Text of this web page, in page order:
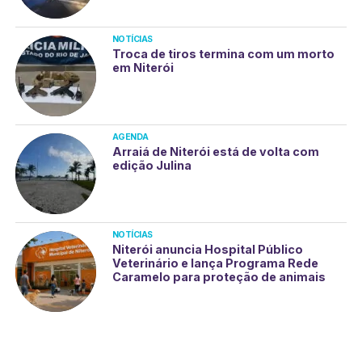
NOTÍCIAS
Troca de tiros termina com um morto
em Niterói
AGENDA
Arraiá de Niterói está de volta com
edição Julina
NOTÍCIAS
Niterói anuncia Hospital Público
Veterinário e lança Programa Rede
Caramelo para proteção de animais